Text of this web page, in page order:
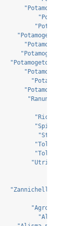
"Potamogeton